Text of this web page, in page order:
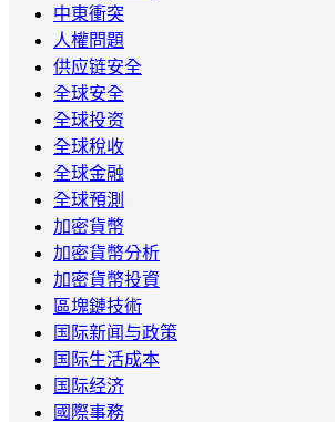
中東衝突
人權問題
供应链安全
全球安全
全球投资
全球稅收
全球金融
全球預測
加密貨幣
加密貨幣分析
加密貨幣投資
區塊鏈技術
国际新闻与政策
国际生活成本
国际经济
國際事務